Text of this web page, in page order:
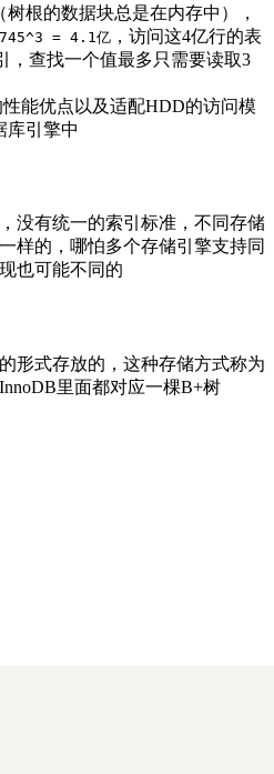
根的数据块总是在内存中），
745^3 = 4.1亿 ，访问这4亿行的表
，查找一个值最多只需要读取3
能优点以及适配HDD的访问模
库引擎中
没有统一的索引标准，不同存储
样的，哪怕多个存储引擎支持同
也可能不同的
形式存放的，这种存储方式称为
里面都对应一棵B+树